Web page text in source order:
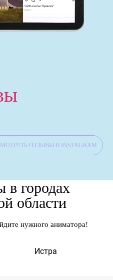
ОТЗЫВЫ В INSTAGRAM
в городах
области
нужного аниматора!
Истра